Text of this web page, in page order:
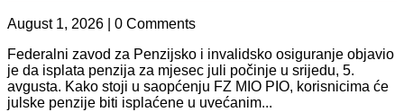
August 1, 2026 | 0 Comments
Federalni zavod za Penzijsko i invalidsko osiguranje objavio
je da isplata penzija za mjesec juli počinje u srijedu, 5.
avgusta. Kako stoji u saopćenju FZ MIO PIO, korisnicima će
julske penzije biti isplaćene u uvećanim...